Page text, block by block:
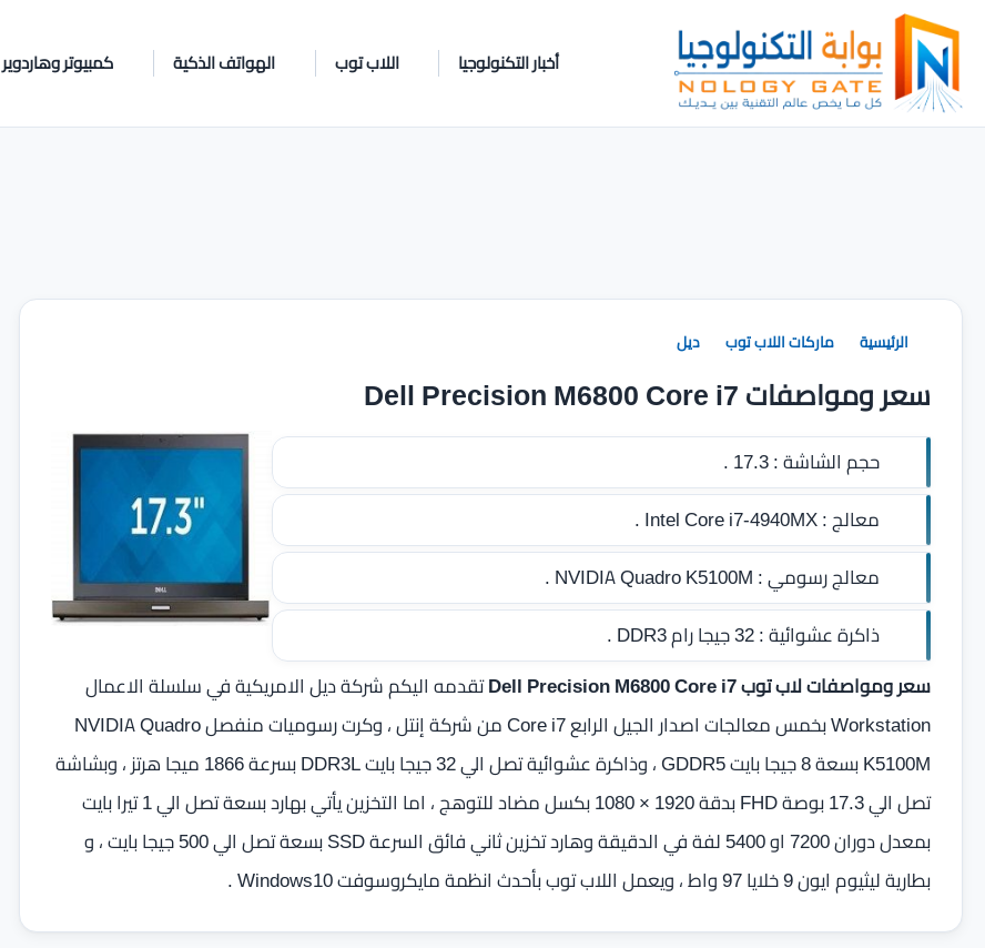
أخبار التكنولوجيا اللاب توب الهواتف الذكية كمبيوتر وهاردوير
الرئيسية ماركات اللاب توب ديل
سعر ومواصفات Dell Precision M6800 Core i7
حجم الشاشة :17.3 .
معالج :Intel Core i7-4940MX .
معالج رسومي :NVIDIA Quadro K5100M .
ذاكرة عشوائية :32 جيجا رام DDR3
.
سعر ومواصفات لاب توب Dell Precision M6800 Core i7
تقدمه اليكم شركة ديل الامريكية في سلسلة الاعمال
Workstation بخمس معالجات اصدار الجيل الرابع Core i7 من شركة إنتل ، وكرت رسوميات منفصل NVIDIA Quadro
K5100M بسعة 8 جيجا بايت GDDR5 ، وذاكرة عشوائية تصل الي 32 جيجا بايت DDR3L بسرعة 1866 ميجا هرتز ، وبشاشة
تصل الي 17.3 بوصة FHD بدقة 1920 × 1080 بكسل مضاد للتوهج ، اما التخزين يأتي بهارد بسعة تصل الي 1 تيرا بايت
بمعدل دوران 7200 او 5400 لفة في الدقيقة وهارد تخزين ثاني فائق السرعة SSD بسعة تصل الي 500 جيجا بايت ، و
بطارية ليثيوم ايون 9 خلايا 97 واط ، ويعمل اللاب توب بأحدث انظمة مايكروسوفت Windows10 .